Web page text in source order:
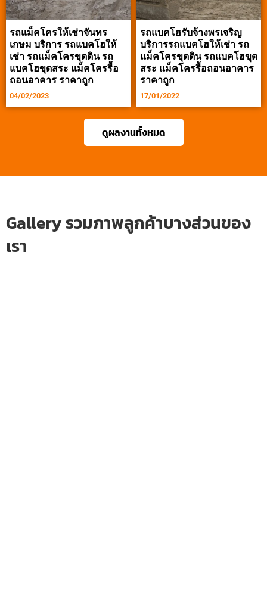
รถแม็คโครให้เช่าจันทร
เกษม บริการ รถแบคโฮให้
เช่า รถแม็คโครขุดดิน รถ
แบคโฮขุดสระ แม็คโครรื้อ
ถอนอาคาร ราคาถูก
04/02/2023
รถแบคโฮรับจ้างพรเจริญ
บริการรถแบคโฮให้เช่า รถ
แม็คโครขุดดิน รถแบคโฮขุด
สระ แม็คโครรื้อถอนอาคาร
ราคาถูก
17/01/2022
ดูผลงานทั้งหมด
Gallery รวมภาพลูกค้าบางส่วนของ
เรา